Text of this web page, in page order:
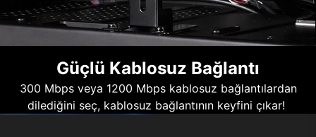
Güçlü Kablosuz Bağlantı
300 Mbps veya 1200 Mbps kablosuz bağlantılardan
dilediğini seç, kablosuz bağlantının keyfini çıkar!